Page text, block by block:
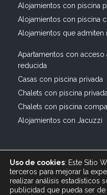
Alojamientos con piscina
Alojamientos con piscina
Alojamientos que admiten
Apartamentos con
reducida
Casas con piscina privada
Chalets con piscina privada
Chalets con piscina
Alojamientos con Jacuzzi
© 2019 All rights reserved
Uso de cookies: Este Sitio
terceros para mejorar la
realizar análisis estadísticos
publicidad que pueda ser de